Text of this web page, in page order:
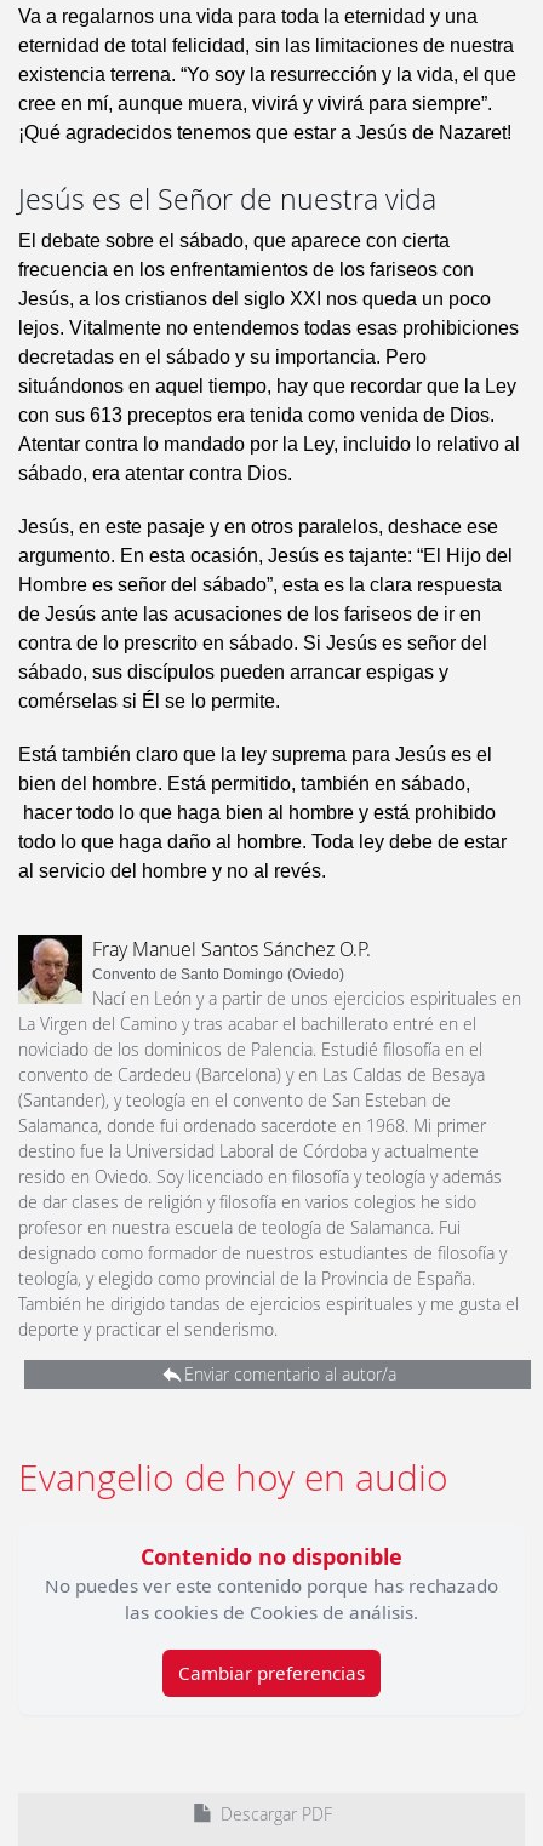
Va a regalarnos una vida para toda la eternidad y una
eternidad de total felicidad, sin las limitaciones de nuestra
existencia terrena. “Yo soy la resurrección y la vida, el que
cree en mí, aunque muera, vivirá y vivirá para siempre”.
¡Qué agradecidos tenemos que estar a Jesús de Nazaret!
Jesús es el Señor de nuestra vida
El debate sobre el sábado, que aparece con cierta
frecuencia en los enfrentamientos de los fariseos con
Jesús, a los cristianos del siglo XXI nos queda un poco
lejos. Vitalmente no entendemos todas esas prohibiciones
decretadas en el sábado y su importancia. Pero
situándonos en aquel tiempo, hay que recordar que la Ley
con sus 613 preceptos era tenida como venida de Dios.
Atentar contra lo mandado por la Ley, incluido lo relativo al
sábado, era atentar contra Dios.
Jesús, en este pasaje y en otros paralelos, deshace ese
argumento. En esta ocasión, Jesús es tajante: “El Hijo del
Hombre es señor del sábado”, esta es la clara respuesta
de Jesús ante las acusaciones de los fariseos de ir en
contra de lo prescrito en sábado. Si Jesús es señor del
sábado, sus discípulos pueden arrancar espigas y
comérselas si Él se lo permite.
Está también claro que la ley suprema para Jesús es el
bien del hombre. Está permitido, también en sábado,
hacer todo lo que haga bien al hombre y está prohibido
todo lo que haga daño al hombre. Toda ley debe de estar
al servicio del hombre y no al revés.
Fray Manuel Santos Sánchez O.P.
Convento de Santo Domingo (Oviedo)
Nací en León y a partir de unos ejercicios espirituales en
La Virgen del Camino y tras acabar el bachillerato entré en el
noviciado de los dominicos de Palencia. Estudié filosofía en el
convento de Cardedeu (Barcelona) y en Las Caldas de Besaya
(Santander), y teología en el convento de San Esteban de
Salamanca, donde fui ordenado sacerdote en 1968. Mi primer
destino fue la Universidad Laboral de Córdoba y actualmente
resido en Oviedo. Soy licenciado en filosofía y teología y además
de dar clases de religión y filosofía en varios colegios he sido
profesor en nuestra escuela de teología de Salamanca. Fui
designado como formador de nuestros estudiantes de filosofía y
teología, y elegido como provincial de la Provincia de España.
También he dirigido tandas de ejercicios espirituales y me gusta el
deporte y practicar el senderismo.
Enviar comentario al autor/a
Evangelio de hoy en audio
Contenido no disponible
No puedes ver este contenido porque has rechazado
las cookies de Cookies de análisis.
Cambiar preferencias
Descargar PDF